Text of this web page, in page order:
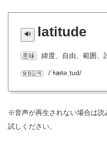
latitude
意味 緯度、自由、範囲、
発音記号 /ˈɫætəˌtud/
※音声が再生されない場合は読
試しください。